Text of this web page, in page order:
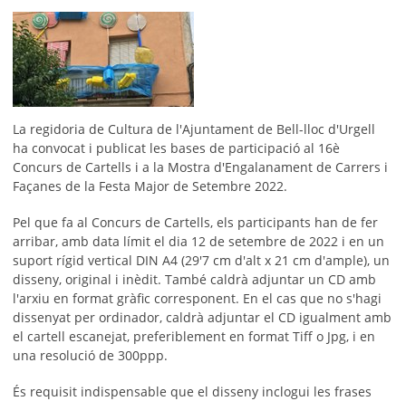
La regidoria de Culturade l'Ajuntament de Bell-lloc d'Urgell
ha convocat i publicat les bases de participació al 16è
Concurs de Cartells i a la Mostra d'Engalanament de Carrers i
Façanes de la Festa Major de Setembre 2022.
Pel que fa al Concurs de Cartells, els participants han de fer
arribar, amb data límit el dia 12 de setembre de 2022 i en un
suport rígid vertical DIN A4 (29'7 cm d'alt x 21 cm d'ample), un
disseny, original i inèdit. També caldrà adjuntar un CD amb
l'arxiu en format gràfic corresponent. En el cas que no s'hagi
dissenyat per ordinador, caldrà adjuntar el CD igualment amb
el cartell escanejat, preferiblement en format Tiff o Jpg, i en
una resolució de 300ppp.
És requisit indispensable que el disseny inclogui les frases